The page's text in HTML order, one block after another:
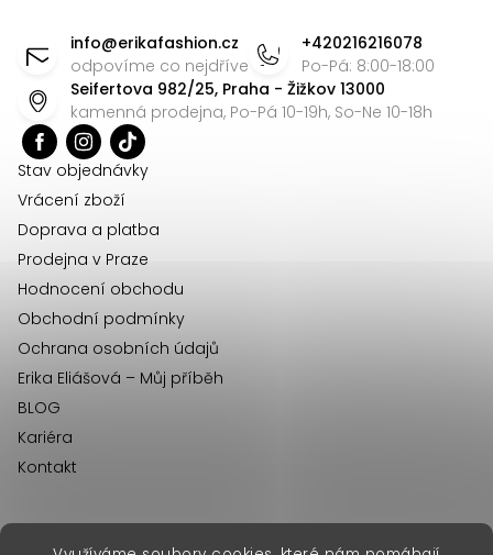
info@erikafashion.cz
odpovíme co nejdříve
+420216216078
Po-Pá: 8:00-18:00
Seifertova 982/25, Praha - Žižkov 13000
kamenná prodejna, Po-Pá 10-19h, So-Ne 10-18h
Stav objednávky
Vrácení zboží
Doprava a platba
Prodejna v Praze
Hodnocení obchodu
Obchodní podmínky
Ochrana osobních údajů
Erika Eliášová – Můj příběh
BLOG
Kariéra
Kontakt